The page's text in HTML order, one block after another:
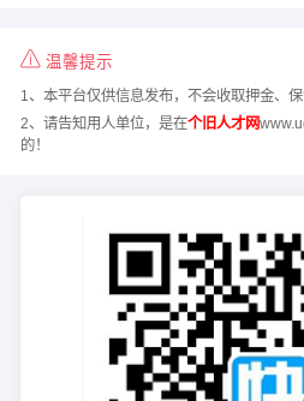
温馨提示
1、本平台仅供信息发布，不会收取押金、保
2、请告知用人单位，是在个旧人才网
的！